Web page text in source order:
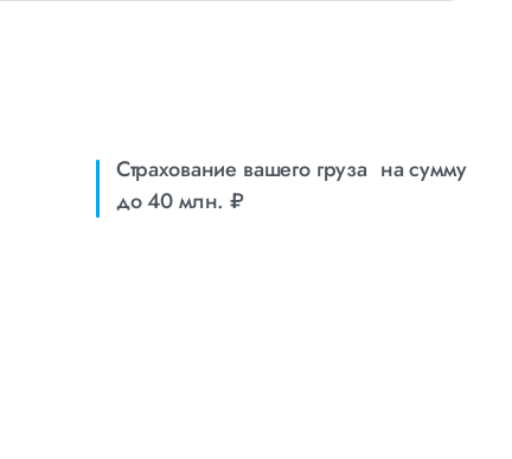
Страхование вашего груза на сумму
до 40 млн. ₽